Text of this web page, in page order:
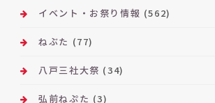
イベント・お祭り情報 (562)
ねぶた (77)
八戸三社大祭 (34)
弘前ねぷた (3)